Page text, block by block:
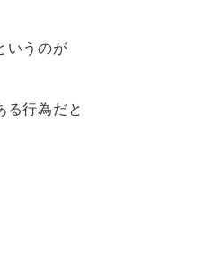
いうのが
る行為だと